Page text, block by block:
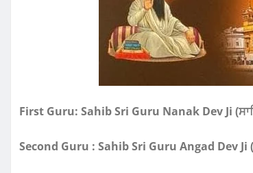
First Guru: Sahib Sri Guru Nanak Dev Ji
Second Guru : Sahib Sri Guru Angad Dev Ji